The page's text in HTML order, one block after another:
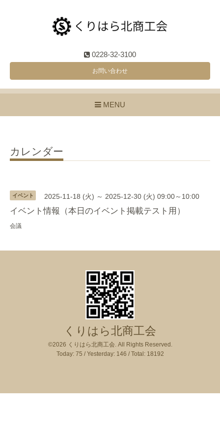
0228-32-3100
お問い合わせ
MENU
カレンダー
イベント 2025-11-18 (火) ～ 2025-12-30 (火) 09:00～10:00
イベント情報（本日のイベント掲載テスト用）
会議
くりはら北商工会
©2026 くりはら北商工会. All Rights Reserved.
Today: 75 / Yesterday: 146 / Total: 18192